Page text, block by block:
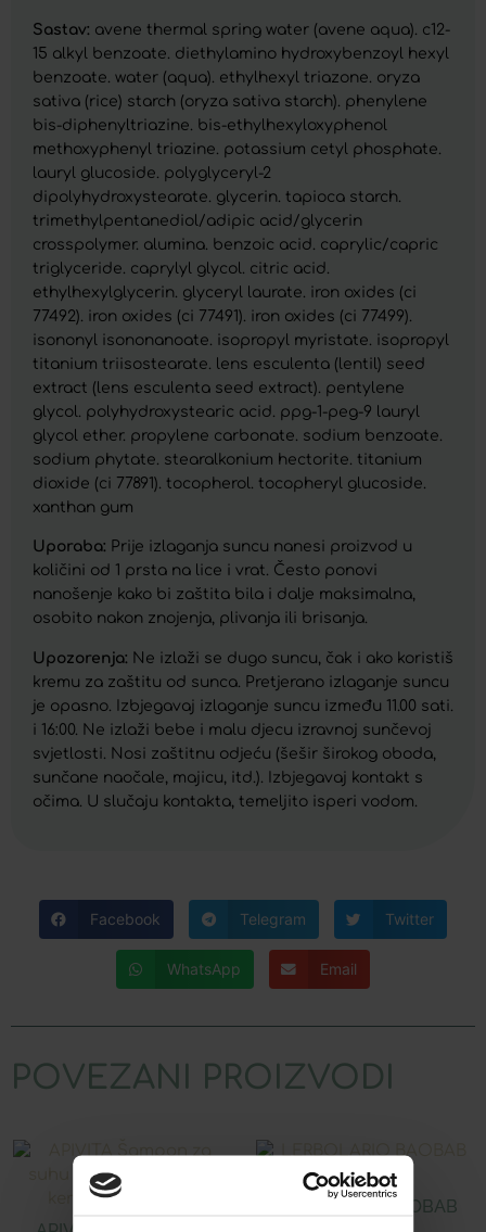
Sastav: avene thermal spring water (avene aqua). c12-
15 alkyl benzoate. diethylamino hydroxybenzoyl hexyl
benzoate. water (aqua). ethylhexyl triazone. oryza
sativa (rice) starch (oryza sativa starch). phenylene
bis-diphenyltriazine. bis-ethylhexyloxyphenol
methoxyphenyl triazine. potassium cetyl phosphate.
lauryl glucoside. polyglyceryl-2
dipolyhydroxystearate. glycerin. tapioca starch.
trimethylpentanediol/adipic acid/glycerin
crosspolymer. alumina. benzoic acid. caprylic/capric
triglyceride. caprylyl glycol. citric acid.
ethylhexylglycerin. glyceryl laurate. iron oxides (ci
77492). iron oxides (ci 77491). iron oxides (ci 77499).
isononyl isononanoate. isopropyl myristate. isopropyl
titanium triisostearate. lens esculenta (lentil) seed
extract (lens esculenta seed extract). pentylene
glycol. polyhydroxystearic acid. ppg-1-peg-9 lauryl
glycol ether. propylene carbonate. sodium benzoate.
sodium phytate. stearalkonium hectorite. titanium
dioxide (ci 77891). tocopherol. tocopheryl glucoside.
xanthan gum
Uporaba: Prije izlaganja suncu nanesi proizvod u
količini od 1 prsta na lice i vrat. Često ponovi
nanošenje kako bi zaštita bila i dalje maksimalna,
osobito nakon znojenja, plivanja ili brisanja.
Upozorenja: Ne izlaži se dugo suncu, čak i ako koristiš
kremu za zaštitu od sunca. Pretjerano izlaganje suncu
je opasno. Izbjegavaj izlaganje suncu između 11.00 sati.
i 16:00. Ne izlaži bebe i malu djecu izravnoj sunčevoj
svjetlosti. Nosi zaštitnu odjeću (šešir širokog oboda,
sunčane naočale, majicu, itd.). Izbjegavaj kontakt s
očima. U slučaju kontakta, temeljito isperi vodom.
Facebook Telegram Twitter
WhatsApp Email
POVEZANI PROIZVODI
LERBOLARIO BAOBAB